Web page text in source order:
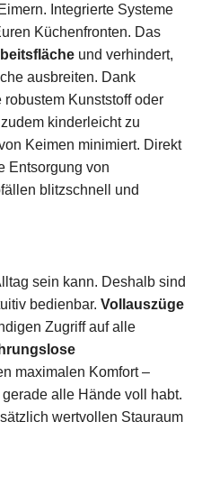
Integrierte Systeme
Küchenfronten. Das
und verhindert,
ausbreiten. Dank
robustem Kunststoff oder
kinderleicht zu
Keimen minimiert. Direkt
Entsorgung von
blitzschnell und
sein kann. Deshalb sind
bedienbar. Vollauszüge
Zugriff auf alle
maximalen Komfort –
alle Hände voll habt.
wertvollen Stauraum